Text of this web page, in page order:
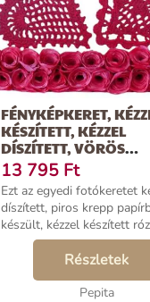
FÉNYKÉPKERET,
KÉSZÍTETT, KÉZZEL
DÍSZÍTETT, VÖRÖS
RÓZSÁKKAL...
13 795 Ft
Ezt az egyedi fotókeretet
díszített, piros krepp
készült, kézzel készített
tucatjai díszítik, belsejében
két kézzel kivágott szív
prémium minőségű piros
Részletek
Pepita